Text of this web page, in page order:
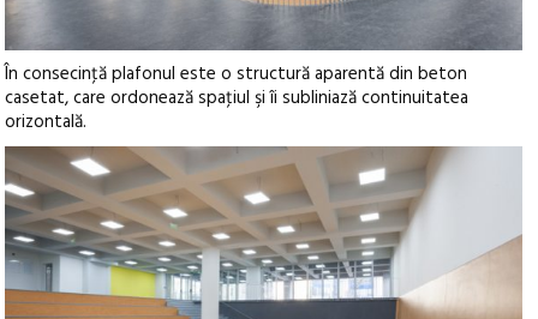
În consecinţă plafonul este o structură aparentă din beton
casetat, care ordonează spaţiul şi îi subliniază continuitatea
orizontală.